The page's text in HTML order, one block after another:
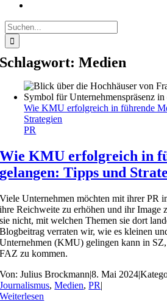
Suche
nach:
Schlagwort:Medien
Wie KMU erfolgreich in führende
Strategien
PR
Wie KMU erfolgreich in
gelangen: Tipps und
Viele Unternehmen möchten mit ihrer PR
ihre Reichweite zu erhöhen und ihr Image
sie nicht, mit welchen Themen sie dort
Blogbeitrag verraten wir, wie es kleinen
Unternehmen (KMU) gelingen kann in
FAZ zu kommen.
Von:Julius Brockmann|8. Mai 2024|
Journalismus,Medien,PR|
Weiterlesen